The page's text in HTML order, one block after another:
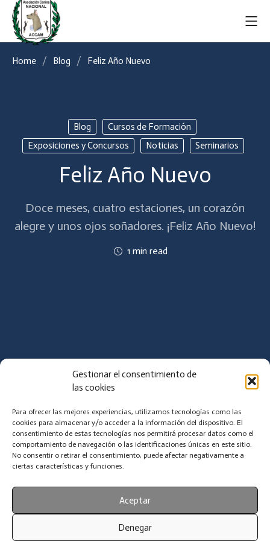
Gestionar el consentimiento de
las cookies
Para ofrecer las mejores experiencias, utilizamos tecnologías como las
cookies para almacenar y/o acceder a la información del dispositivo. El
consentimiento de estas tecnologías nos permitirá procesar datos como el
comportamiento de navegación o las identificaciones únicas en este sitio.
No consentir o retirar el consentimiento, puede afectar negativamente a
ciertas características y funciones.
Aceptar
Denegar
Home Blog Feliz Año Nuevo
Blog
Cursos de Formación
Exposiciones y Concursos
Noticias Seminarios
Feliz Año Nuevo
Doce meses, cuatro estaciones, un corazón
alegre y unos ojos soñadores. ¡Feliz Año Nuevo!
1 min read
Doce meses, cuatro estaciones, un corazón alegre y
unos ojos soñadores. ¡Feliz Año Nuevo!